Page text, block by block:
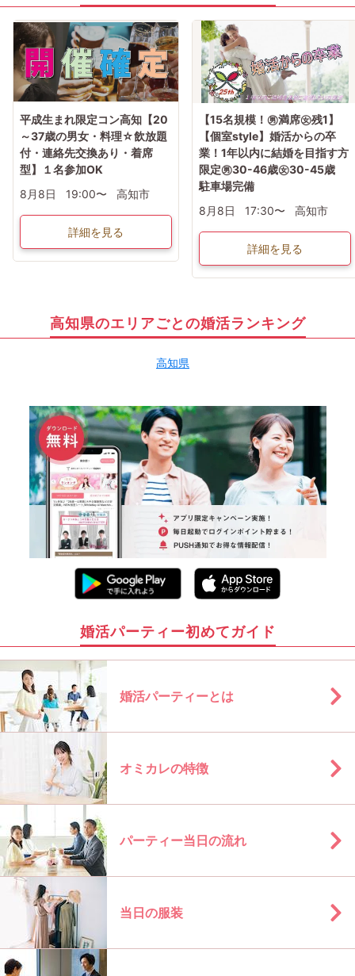
平成生まれ限定コン高知【20
～37歳の男女・料理☆飲放題
付・連絡先交換あり・着席
型】１名参加OK
8月8日
19:00〜 高知市
詳細を見る
【15名規模！㊚満席㊛残1】
【個室style】婚活からの卒
業！1年以内に結婚を目指す方
限定㊚30-46歳㊛30-45歳
駐車場完備
8月8日
17:30〜 高知市
詳細を見る
高知県のエリアごとの婚活ランキング
高知県
婚活パーティー初めてガイド
婚活パーティーとは
オミカレの特徴
パーティー当日の流れ
当日の服装